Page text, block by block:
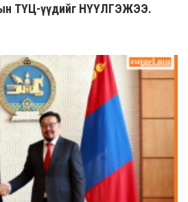
ТҮЦ-үүдийг НҮҮЛГЭЖЭЭ.